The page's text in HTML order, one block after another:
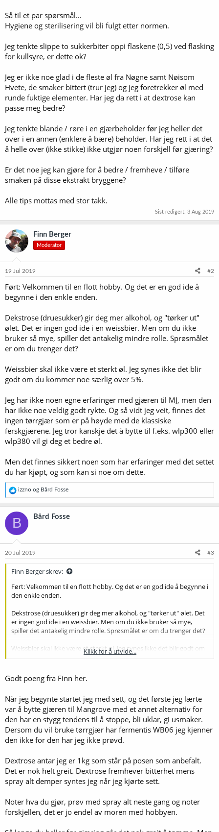
Så til et par spørsmål...
Hygiene og sterilisering vil bli fulgt etter normen.
Jeg tenkte slippe to sukkerbiter oppi flaskene (0,5) ved flasking
for kullsyre, er dette ok?
Jeg er ikke noe glad i de fleste øl fra Nøgne samt Nøisom
Hvete, de smaker bittert (trur jeg) og jeg foretrekker øl med
runde fuktige elementer. Har jeg da rett i at dextrose kan
passe meg bedre?
Jeg tenkte blande / røre i en gjærbeholder før jeg heller det
over i en annen (enklere å bære) beholder. Har jeg rett i at det
å helle over (ikke stikke) ikke utgjør noen forskjell før gjæring?
Er det noe jeg kan gjøre for å bedre / fremheve / tilføre
smaken på disse ekstrakt bryggene?
Alle tips mottas med stor takk.
Sist redigert: 3 Aug 2019
Finn Berger
Moderator
19 Jul 2019 #2
Ført: Velkommen til en flott hobby. Og det er en god ide å
begynne i den enkle enden.
Dekstrose (druesukker) gir deg mer alkohol, og "tørker ut"
ølet. Det er ingen god ide i en weissbier. Men om du ikke
bruker så mye, spiller det antakelig mindre rolle. Sprøsmålet
er om du trenger det?
Weissbier skal ikke være et sterkt øl. Jeg synes ikke det blir
godt om du kommer noe særlig over 5%.
Jeg har ikke noen egne erfaringer med gjæren til MJ, men den
har ikke noe veldig godt rykte. Og så vidt jeg veit, finnes det
ingen tørrgjær som er på høyde med de klassiske
ferskgjærene. Jeg tror kanskje det å bytte til f.eks. wlp300 eller
wlp380 vil gi deg et bedre øl.
Men det finnes sikkert noen som har erfaringer med det settet
du har kjøpt, og som kan si noe om dette.
R
e
a
k
s
j
o
e
izzno og Bård Fosse
B Bård Fosse
20 Jul 2019 #3
Finn Berger skrev:
Ført: Velkommen til en flott hobby. Og det er en god ide å begynne i
den enkle enden.
Dekstrose (druesukker) gir deg mer alkohol, og "tørker ut" ølet. Det
er ingen god ide i en weissbier. Men om du ikke bruker så mye,
spiller det antakelig mindre rolle. Sprøsmålet er om du trenger det?
Weissbier skal ikke være et sterkt øl. Jeg synes ikke det blir godt om
du kommer noe særlig over 5%.
Jeg har ikke noen egne erfaringer med gjæren til MJ, men den har
ikke noe veldig godt rykte. Og så vidt jeg veit, finnes det ingen
kanskje det å bytte til f.eks. wlp300 eller wlp380 vil gi deg et bedre øl.
Men det finnes sikkert noen som har erfaringer med det settet du
har kjøpt, og som kan si noe om dette.
Klikk for å utvide...
Godt poeng fra Finn her.
Når jeg begynte startet jeg med sett, og det første jeg lærte
var å bytte gjæren til Mangrove med et annet alternativ for
den har en stygg tendens til å stoppe, bli uklar, gi usmaker.
Dersom du vil bruke tørrgjær har fermentis WB06 jeg kjenner
den ikke for den har jeg ikke prøvd.
Dextrose antar jeg er 1kg som står på posen som anbefalt.
Det er nok helt greit. Dextrose fremhever bitterhet mens
spray alt demper syntes jeg når jeg kjørte sett.
Noter hva du gjør, prøv med spray alt neste gang og noter
forskjellen, det er jo endel av moren med hobbyen.